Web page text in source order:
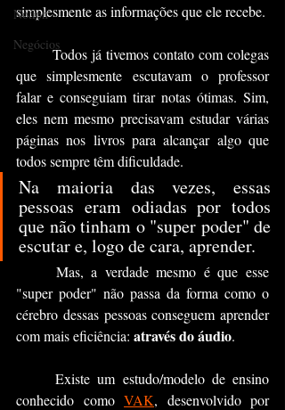
Notion
Negócios
simplesmente as informações que ele recebe.
	Todos já tivemos contato com colegas
que simplesmente escutavam o professor
falar e conseguiam tirar notas ótimas. Sim,
eles nem mesmo precisavam estudar várias
páginas nos livros para alcançar algo que
todos sempre têm dificuldade.
Na maioria das vezes, essas
pessoas eram odiadas por todos
que não tinham o "super poder" de
escutar e, logo de cara, aprender.
"super poder" não passa da forma como o
cérebro dessas pessoas conseguem aprender
com mais eficiência: através do áudio.
	Existe um estudo/modelo de ensino
conhecido como VAK, desenvolvido por